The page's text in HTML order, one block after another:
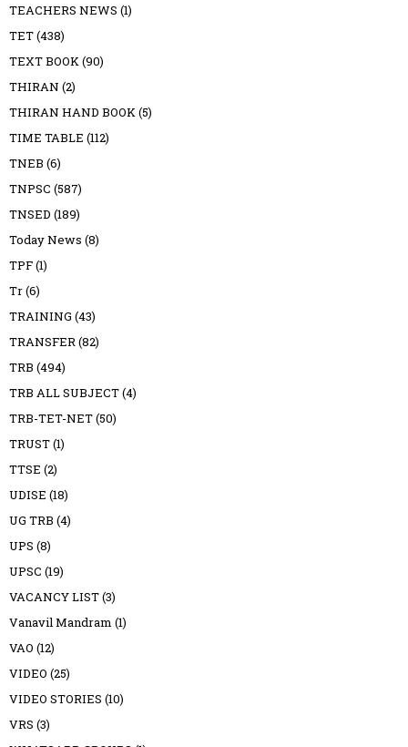
TEACHERS NEWS (1)
TET(438)
TEXT BOOK(90)
THIRAN (2)
THIRAN HAND BOOK(5)
TIME TABLE (112)
TNEB (6)
TNPSC (587)
TNSED (189)
Today News (8)
TPF(1)
Tr(6)
TRAINING (43)
TRANSFER(82)
TRB (494)
TRB ALL SUBJECT(4)
TRB-TET-NET(50)
TRUST(1)
TTSE (2)
UDISE (18)
UG TRB (4)
UPS (8)
UPSC (19)
VACANCY LIST(3)
Vanavil Mandram (1)
VAO (12)
VIDEO (25)
VIDEO STORIES (10)
VRS (3)